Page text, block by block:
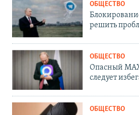
ОБЩЕСТВО
решить
ОБЩЕСТВО
Опасный
следует
ОБЩЕСТВО